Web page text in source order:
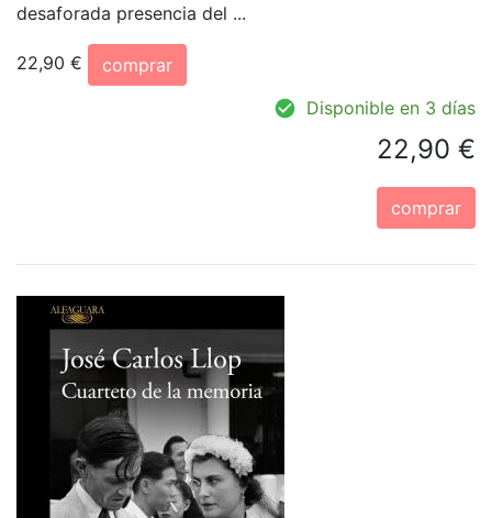
desaforada presencia del ...
22,90 €
comprar
Disponible en 3 días
22,90 €
comprar